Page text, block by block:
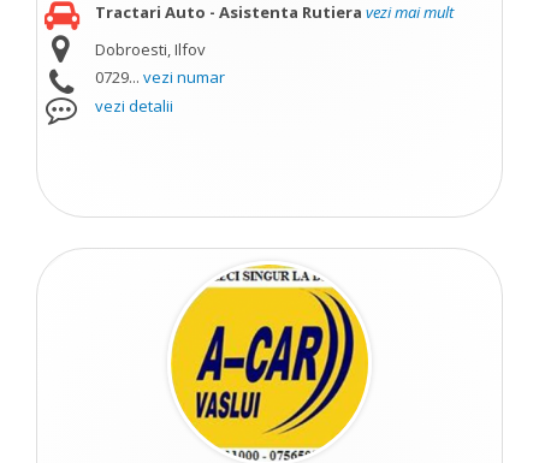
Tractari Auto - Asistenta Rutiera vezi mai mult
Dobroesti, Ilfov
0729... vezi numar
vezi detalii